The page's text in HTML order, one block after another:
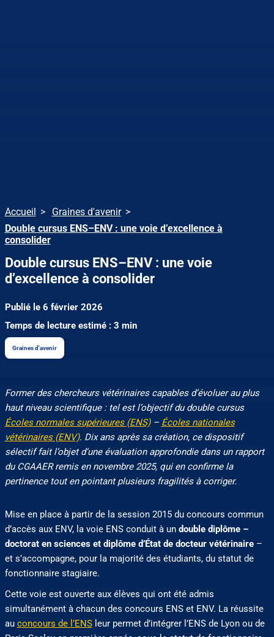
Accueil
Graines d'avenir
Double cursus ENS–ENV : une voie d’excellence à
consolider
Double cursus ENS–ENV : une voie
d’excellence à consolider
Publié le 6 février 2026
Temps de lecture estimé : 3 min
Graines d'avenir
Former des chercheurs vétérinaires capables d’évoluer au plus
haut niveau scientifique : tel est l’objectif du double cursus
Écoles normales supérieures (ENS)– Écoles nationales
vétérinaires (ENV). Dix ans après sa création, ce dispositif
sélectif fait l’objet d’une évaluation approfondie dans un rapport
du CGAAER remis en novembre 2025, qui en confirme la
pertinence tout en pointant plusieurs fragilités à corriger.
Mise en place à partir de la session 2015 du concours commun
d’accès aux ENV, la voie ENS conduit à un double diplôme –
doctorat en sciences et diplôme d’État de docteur vétérinaire–
et s’accompagne, pour la majorité des étudiants, du statut de
fonctionnaire stagiaire.
Cette voie est ouverte aux élèves qui ont été admis
simultanément à chacun des concours ENS et ENV. La réussite
au concours de l’ENSleur permet d’intégrer l’ENS de Lyon ou de